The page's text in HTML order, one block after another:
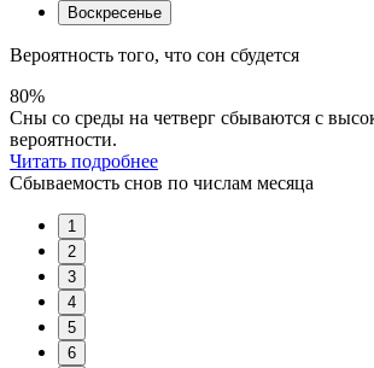
Воскресенье
Вероятность того, что сон сбудется
80%
Сны со среды на четверг сбываются с
вероятности.
Читать подробнее
Сбываемость снов по числам месяца
1
2
3
4
5
6